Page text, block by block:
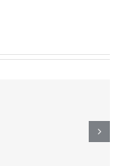
Mittwoch
05.08.2026